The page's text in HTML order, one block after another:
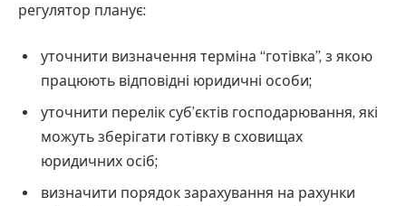
регулятор планує:
уточнити визначення терміна “готівка”, з якою
працюють відповідні юридичні особи;
уточнити перелік суб’єктів господарювання, які
можуть зберігати готівку в сховищах
юридичних осіб;
визначити порядок зарахування на рахунки